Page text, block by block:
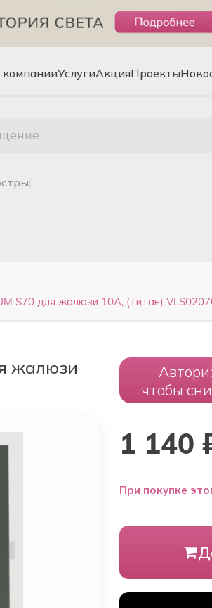
УслугиАкцияПроекты
S70 для жалюзи 10А, (титан)
жалюзи
чтобы
1 140
При покупке